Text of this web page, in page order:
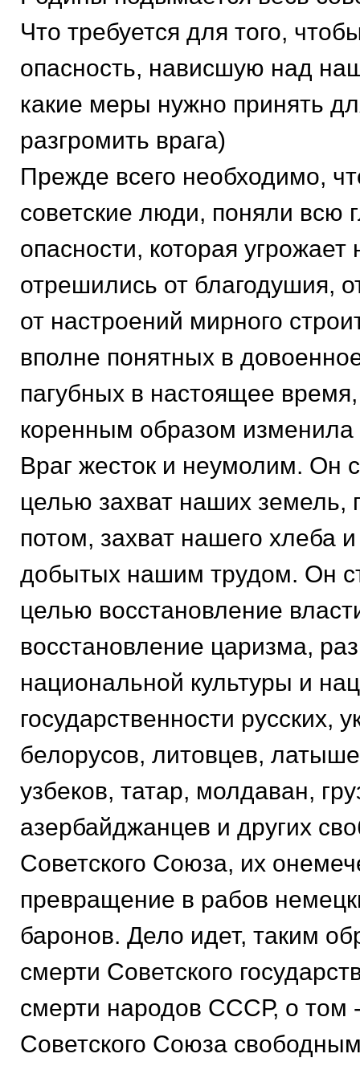
Что требуется для того,
опасность, нависшую над
какие меры нужно принять
разгромить врага)
Прежде всего необходимо,
советские люди, поняли всю
опасности, которая
отрешились от благодушия,
от настроений мирного
вполне понятных в
пагубных в настоящее
коренным образом
Враг жесток и неумолим. Он
целью захват наших
потом, захват нашего хлеба
добытых нашим трудом. Он
целью восстановление
восстановление царизма,
национальной культуры и
государственности русских,
белорусов, литовцев,
узбеков, татар, молдаван,
азербайджанцев и других
Советского Союза, их
превращение в рабов
баронов. Дело идет, таким
смерти Советского
смерти народов СССР, о том
Советского Союза